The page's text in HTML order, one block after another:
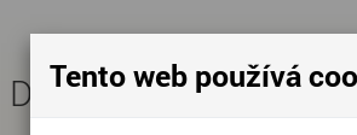
Domov pro seniory
Tento web používá